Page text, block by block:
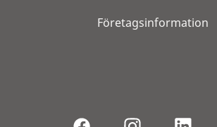
Företagsinformation